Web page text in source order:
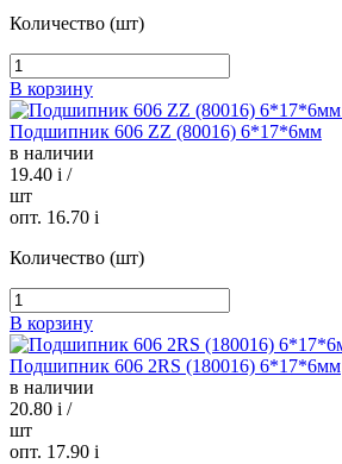
Количество (шт)
В корзину
Подшипник 606 ZZ (80016) 6*17*6мм
в наличии
19.40 i /
шт
опт. 16.70 i
Количество (шт)
В корзину
Подшипник 606 2RS (180016) 6*17*6мм
в наличии
20.80 i /
шт
опт. 17.90 i